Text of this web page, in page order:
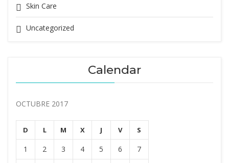
Skin Care
Uncategorized
Calendar
OCTUBRE 2017
D L M X J V S
1 2 3 4 5 6 7